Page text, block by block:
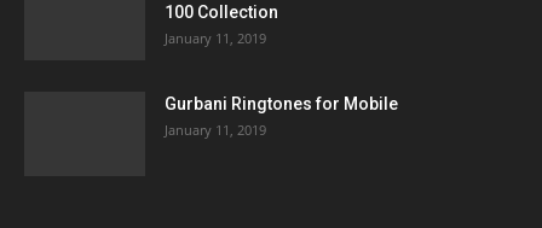
100 Collection
January 11, 2019
Gurbani Ringtones for Mobile
January 11, 2019